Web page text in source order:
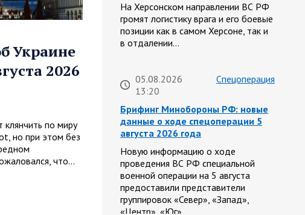
Украине
2026
клянчить по миру
но при этом без
что…
На Херсонском направлении ВС РФ
громят логистику врага и его боевые
позиции как в самом Херсоне, так и
в отдалении…
05.08.2026
13:20
Спецоперация
Брифинг Минобороны РФ: новые
данные о ходе спецоперации 5
августа 2026 года
Новую информацию о ходе
проведения ВС РФ специальной
военной операции на 5 августа
предоставили представители
группировок «Север», «Запад»,
«Центр», «Юг»…